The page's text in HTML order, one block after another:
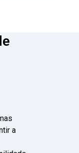
a